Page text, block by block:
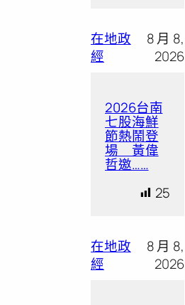
在地政
經
8 月 8,
2026
2026台南
七股海鮮
節熱鬧登
場 黃偉
哲邀……
25
在地政
經
8 月 8,
2026